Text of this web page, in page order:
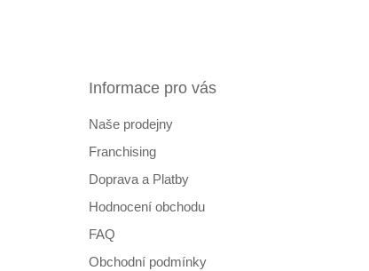
Informace pro vás
Naše prodejny
Franchising
Doprava a Platby
Hodnocení obchodu
FAQ
Obchodní podmínky